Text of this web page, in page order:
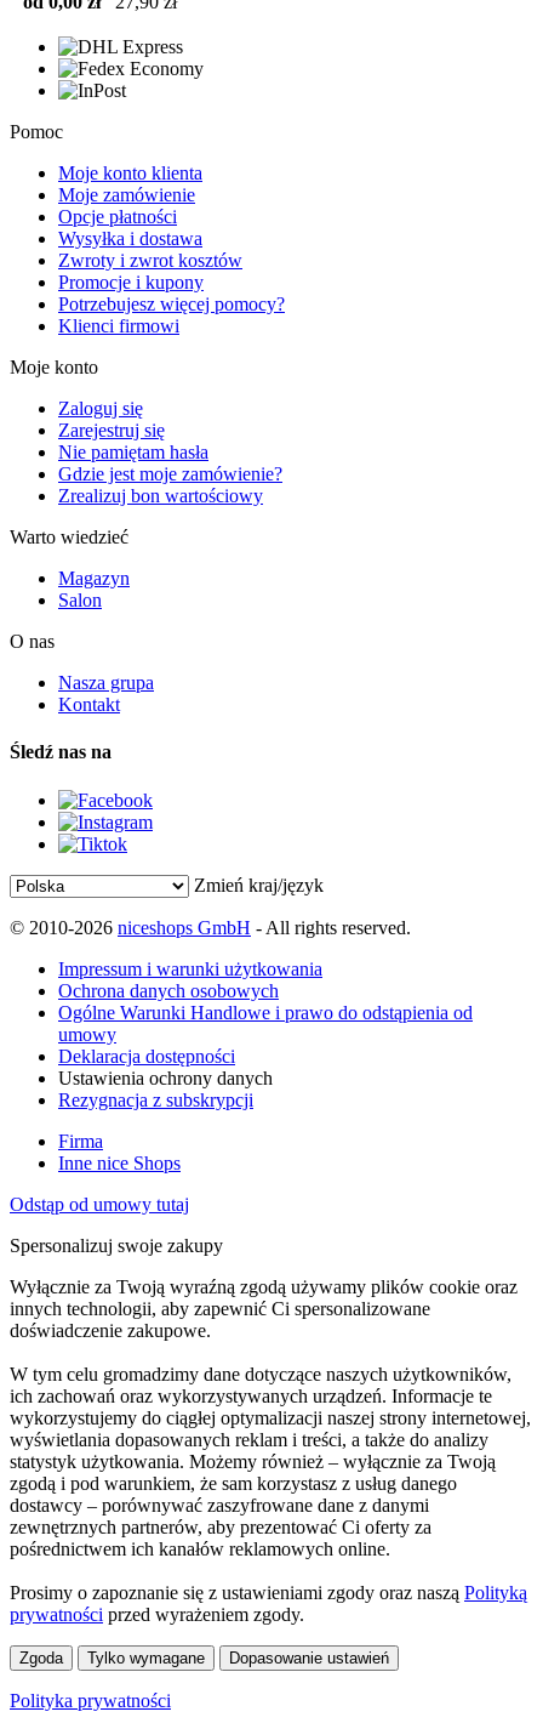
Pomoc
Moje konto klienta
Moje zamówienie
Opcje płatności
Wysyłka i dostawa
Zwroty i zwrot kosztów
Promocje i kupony
Potrzebujesz więcej pomocy?
Klienci firmowi
Moje konto
Zaloguj się
Zarejestruj się
Nie pamiętam hasła
Gdzie jest moje zamówienie?
Zrealizuj bon wartościowy
Warto wiedzieć
Magazyn
Salon
O nas
Nasza grupa
Kontakt
Śledź nas na
Zmień kraj/język
© 2010-2026 niceshops GmbH - All rights reserved.
Impressum i warunki użytkowania
Ochrona danych osobowych
Ogólne Warunki Handlowe i prawo do odstąpienia od
umowy
Deklaracja dostępności
Ustawienia ochrony danych
Rezygnacja z subskrypcji
Firma
Inne nice Shops
Odstąp od umowy tutaj
Spersonalizuj swoje zakupy
Wyłącznie za Twoją wyraźną zgodą używamy plików cookie oraz
innych technologii, aby zapewnić Ci spersonalizowane
doświadczenie zakupowe.
W tym celu gromadzimy dane dotyczące naszych użytkowników,
ich zachowań oraz wykorzystywanych urządzeń. Informacje te
wykorzystujemy do ciągłej optymalizacji naszej strony internetowej,
wyświetlania dopasowanych reklam i treści, a także do analizy
statystyk użytkowania. Możemy również – wyłącznie za Twoją
zgodą i pod warunkiem, że sam korzystasz z usług danego
dostawcy – porównywać zaszyfrowane dane z danymi
zewnętrznych partnerów, aby prezentować Ci oferty za
pośrednictwem ich kanałów reklamowych online.
Prosimy o zapoznanie się z ustawieniami zgody oraz naszą Polityką
prywatności przed wyrażeniem zgody.
Zgoda Tylko wymagane Dopasowanie ustawień
Polityka prywatności